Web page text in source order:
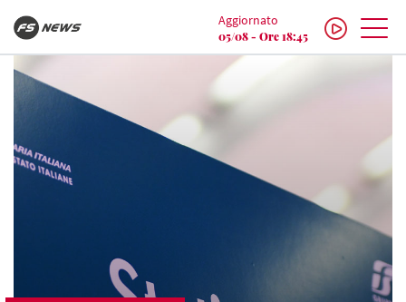
Aggiornato
05/08 - Ore 18:45